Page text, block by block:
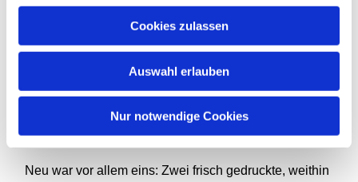
Cookies zulassen
Auswahl erlauben
Nur notwendige Cookies
Gut besucht war auch die Andacht, die Schwester
Ulrike Schnürer vom regionalen Pfarrteam der
gestalteten. Zum Thema "Ihr seid das Salz der Erde"
wirkte dort auch der Chor der Apostelkirche unter
Leiterin Anna Ikramova mit.
Neu war vor allem eins: Zwei frisch gedruckte, weithin